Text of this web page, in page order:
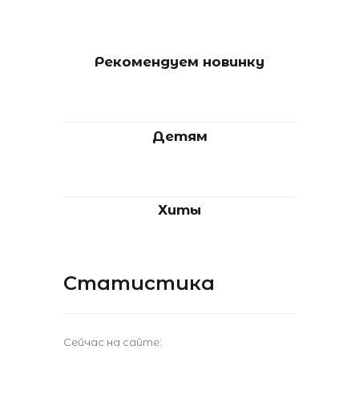
Рекомендуем новинку
Детям
Хиты
Статистика
Сейчас на сайте: